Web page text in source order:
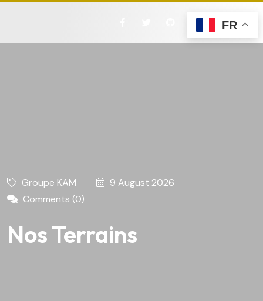
Groupe KAM
9 August 2026
Comments (0)
Nos Terrains
FR